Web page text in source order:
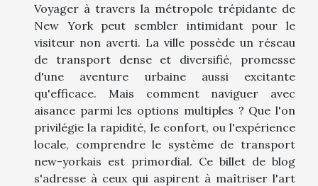
Voyager à travers la métropole trépidante de
New York peut sembler intimidant pour le
visiteur non averti. La ville possède un réseau
de transport dense et diversifié, promesse
d'une aventure urbaine aussi excitante
qu'efficace. Mais comment naviguer avec
aisance parmi les options multiples ? Que l'on
privilégie la rapidité, le confort, ou l'expérience
locale, comprendre le système de transport
new-yorkais est primordial. Ce billet de blog
s'adresse à ceux qui aspirent à maîtriser l'art